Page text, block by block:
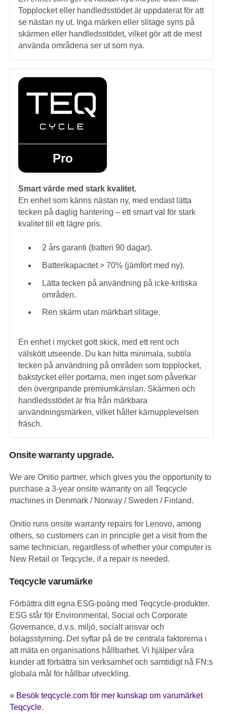
Topplocket eller handledsstödet är uppdaterat för att
se nästan ny ut. Inga märken eller slitage syns på
skärmen eller handledsstödet, vilket gör att de mest
använda områdena ser ut som nya.
Pro
Smart värde med stark kvalitet.
En enhet som känns nästan ny, med endast lätta
tecken på daglig hantering – ett smart val för stark
kvalitet till ett lägre pris.
2 års garanti (batteri 90 dagar).
Batterikapacitet > 70% (jämfört med ny).
Lätta tecken på användning på icke-kritiska
områden.
Ren skärm utan märkbart slitage.
En enhet i mycket gott skick, med ett rent och
välskött utseende. Du kan hitta minimala, subtila
tecken på användning på områden som topplocket,
bakstycket eller portarna, men inget som påverkar
den övergripande premiumkänslan. Skärmen och
handledsstödet är fria från märkbara
användningsmärken, vilket håller kärnupplevelsen
fräsch.
Onsite warranty upgrade.
We are Onitio partner, which gives you the opportunity to
purchase a 3-year onsite warranty on all Teqcycle
machines in Denmark / Norway / Sweden / Finland.
Onitio runs onsite warranty repairs for Lenovo, among
others, so customers can in principle get a visit from the
same technician, regardless of whether your computer is
New Retail or Teqcycle, if a repair is needed.
Teqcycle varumärke
Förbättra ditt egna ESG-poäng med Teqcycle-produkter.
ESG står för Environmental, Social och Corporate
Governance, d.v.s. miljö, socialt ansvar och
bolagsstyrning. Det syftar på de tre centrala faktorerna i
att mäta en organisations hållbarhet. Vi hjälper våra
kunder att förbättra sin verksamhet och samtidigt nå FN:s
globala mål för hållbar utveckling.
» Besök teqcycle.com för mer kunskap om varumärket
Teqcycle.